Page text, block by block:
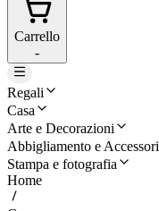
Carrello
-
Regali
Casa
Arte e Decorazioni
Abbigliamento e Accessori
Stampa e fotografia
Home